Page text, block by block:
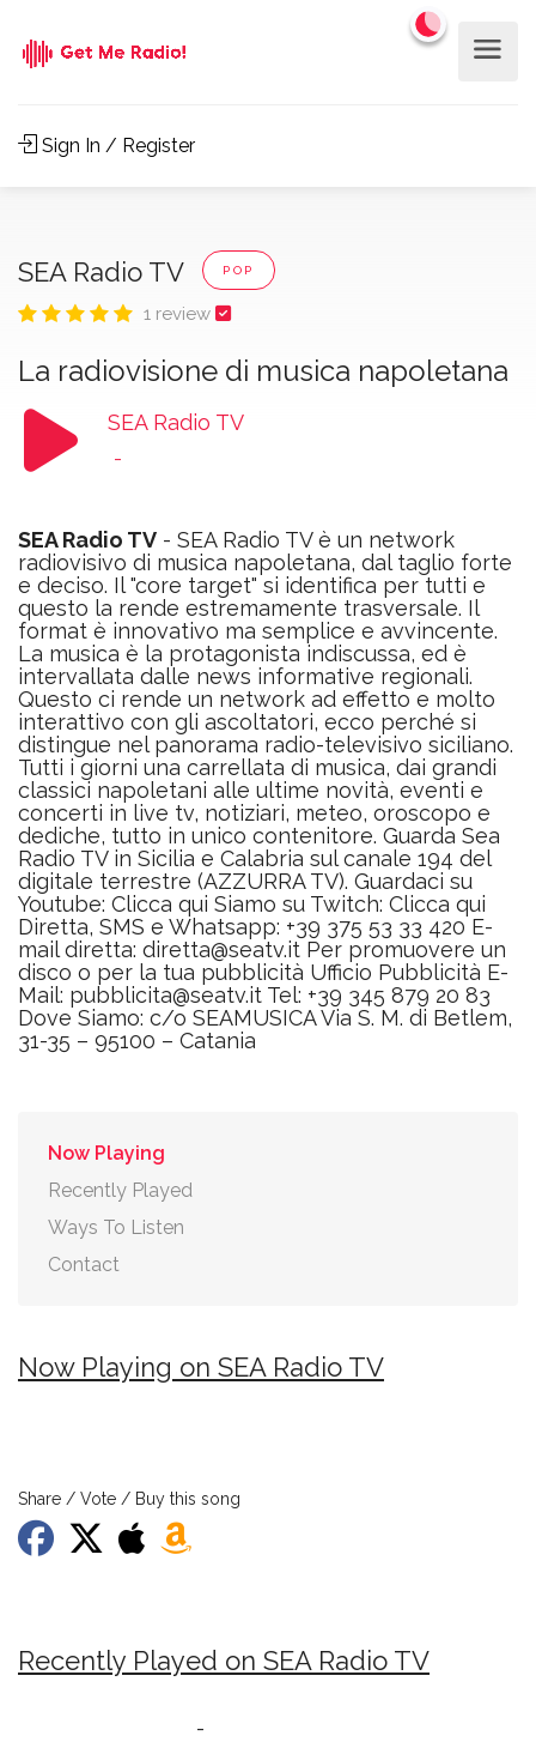
Sign In / Register
SEA Radio TV POP
1 review
La radiovisione di musica napoletana
SEA Radio TV
-
SEA Radio TV - SEA Radio TV è un network
radiovisivo di musica napoletana, dal taglio forte
e deciso. Il "core target" si identifica per tutti e
questo la rende estremamente trasversale. Il
format è innovativo ma semplice e avvincente.
La musica è la protagonista indiscussa, ed è
intervallata dalle news informative regionali.
Questo ci rende un network ad effetto e molto
interattivo con gli ascoltatori, ecco perché si
distingue nel panorama radio-televisivo siciliano.
Tutti i giorni una carrellata di musica, dai grandi
classici napoletani alle ultime novità, eventi e
concerti in live tv, notiziari, meteo, oroscopo e
dediche, tutto in unico contenitore. Guarda Sea
Radio TV in Sicilia e Calabria sul canale 194 del
digitale terrestre (AZZURRA TV). Guardaci su
Youtube: Clicca qui Siamo su Twitch: Clicca qui
Diretta, SMS e Whatsapp: +39 375 53 33 420 E-
mail diretta: diretta@seatv.it Per promuovere un
disco o per la tua pubblicità Ufficio Pubblicità E-
Mail: pubblicita@seatv.it Tel: +39 345 879 20 83
Dove Siamo: c/o SEAMUSICA Via S. M. di Betlem,
31-35 – 95100 – Catania
Now Playing
Recently Played
Ways To Listen
Contact
Now Playing on SEA Radio TV
Share / Vote / Buy this song
Recently Played on SEA Radio TV
-